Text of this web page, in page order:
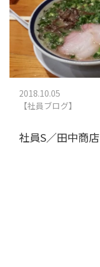
2018.10.05
【社員ブログ】
社員S／田中商店